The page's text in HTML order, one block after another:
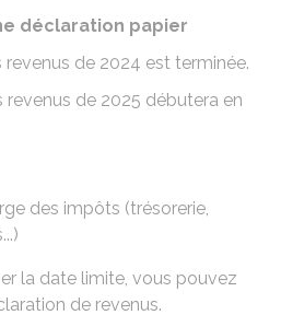
déclaration papier
de 2024 est terminée.
de 2025 débutera en
des impôts (trésorerie,
la date limite, vous pouvez
de revenus.